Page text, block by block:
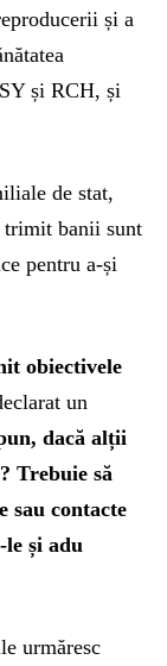
și a
și RCH, și
de stat,
trimit banii sunt
pentru a-și
obiectivele
un
dacă alții
Trebuie să
sau contacte
le și adu
urmăresc